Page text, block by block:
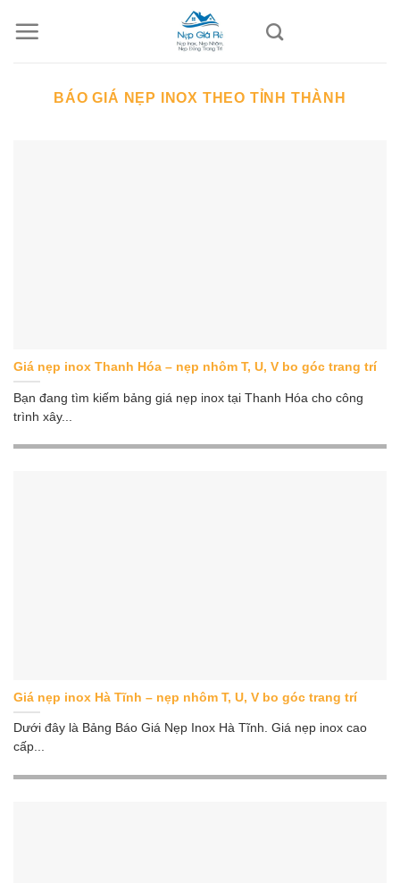
BÁO GIÁ NẸP INOX THEO TỈNH THÀNH
Giá nẹp inox Thanh Hóa – nẹp nhôm T, U, V bo góc trang trí
Bạn đang tìm kiếm bảng giá nẹp inox tại Thanh Hóa cho công
trình xây...
Giá nẹp inox Hà Tĩnh – nẹp nhôm T, U, V bo góc trang trí
Dưới đây là Bảng Báo Giá Nẹp Inox Hà Tĩnh. Giá nẹp inox cao
cấp...